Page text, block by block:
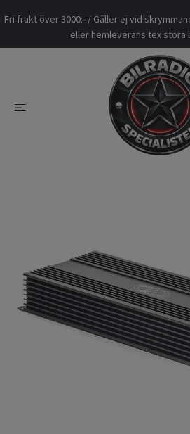
Fri frakt över 3000:- / Gäller ej vid
eller hemleverans tex stora